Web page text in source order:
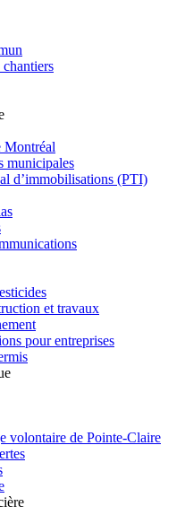
Montréal
municipales
d’immobilisations (PTI)
et travaux
pour entreprises
volontaire de Pointe-Claire